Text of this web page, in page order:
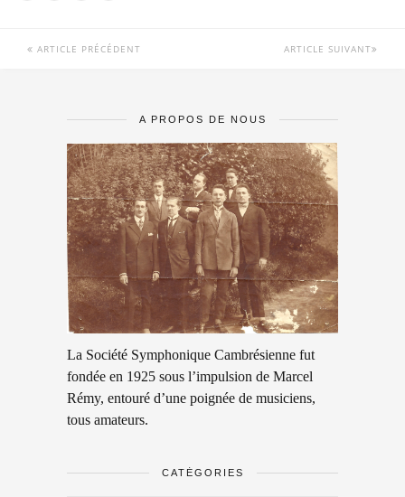
ARTICLE PRÉCÉDENT ARTICLE SUIVANT
A PROPOS DE NOUS
La Société Symphonique Cambrésienne fut
fondée en 1925 sous l’impulsion de Marcel
Rémy, entouré d’une poignée de musiciens,
tous amateurs.
CATÉGORIES